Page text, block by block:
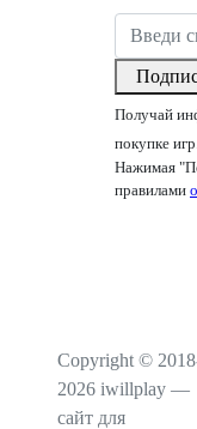
Получай
покупке
Нажимая
правилами
Copyright ©
2026 iwillplay —
сайт для